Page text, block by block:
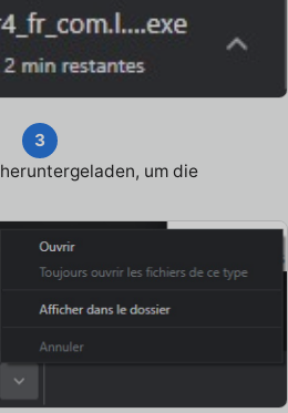
3
heruntergeladen, um die